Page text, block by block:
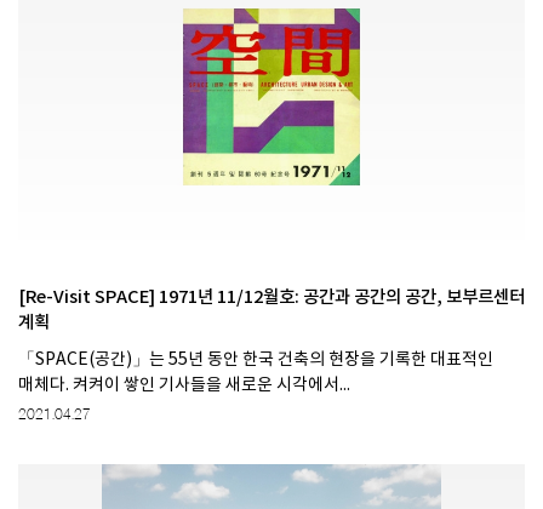
[Re-Visit SPACE] 1971년 11/12월호: 공간과 공간의 공간, 보부르센터
계획
「SPACE(공간)」는 55년 동안 한국 건축의 현장을 기록한 대표적인
매체다. 켜켜이 쌓인 기사들을 새로운 시각에서...
2021.04.27